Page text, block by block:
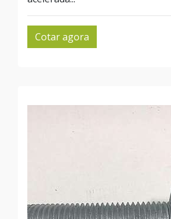
Cotar agora